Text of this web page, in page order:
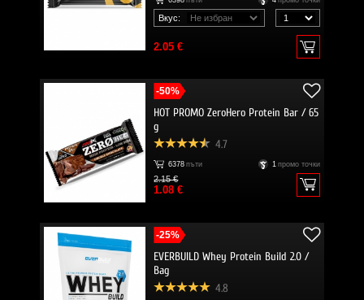
Вкус:
2.05 €
-50%
HOT PROMO ZeroHero Protein Bar / 65
g
4.7
6378 пъти 1 промо точки
2.15 €
1.08 €
-25%
EVERBUILD Whey Protein Build 2.0 /
Bag
4.8